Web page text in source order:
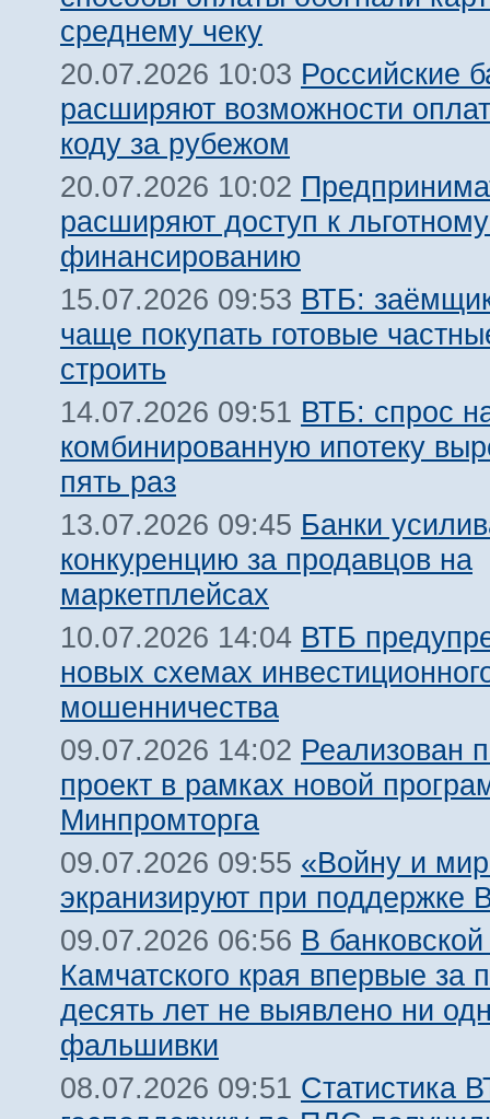
среднему чеку
20.07.2026 10:03 Российские
расширяют возможности
коду за рубежом
20.07.2026 10:02
расширяют доступ к
финансированию
15.07.2026 09:53 ВТБ:
чаще покупать готовые
строить
14.07.2026 09:51 ВТБ: спрос
комбинированную ипотеку
пять раз
13.07.2026 09:45 Банки
конкуренцию за продавцов на
маркетплейсах
10.07.2026 14:04 ВТБ
новых схемах
мошенничества
09.07.2026 14:02 Реализован
проект в рамках новой
Минпромторга
09.07.2026 09:55 «Войну и
экранизируют при поддержке
09.07.2026 06:56 В
Камчатского края впервые за
десять лет не выявлено ни
фальшивки
08.07.2026 09:51 Статистика